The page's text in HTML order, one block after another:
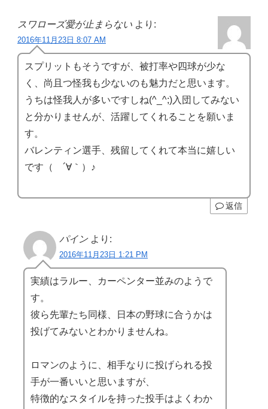
スワローズ愛が止まらない より:
2016年11月23日 8:07 AM
スプリットもそうですが、被打率や四球が少な
く、尚且つ怪我も少ないのも魅力だと思います。
うちは怪我人が多いですしね(^_^;)入団してみない
と分かりませんが、活躍してくれることを願いま
す。
バレンティン選手、残留してくれて本当に嬉しい
です（ ´∀｀）♪
返信
パイン より:
2016年11月23日 1:21 PM
実績はラルー、カーペンター並みのようで
す。
彼ら先輩たち同様、日本の野球に合うかは
投げてみないとわかりませんね。
ロマンのように、相手なりに投げられる投
手が一番いいと思いますが、
特徴的なスタイルを持った投手はよくわか